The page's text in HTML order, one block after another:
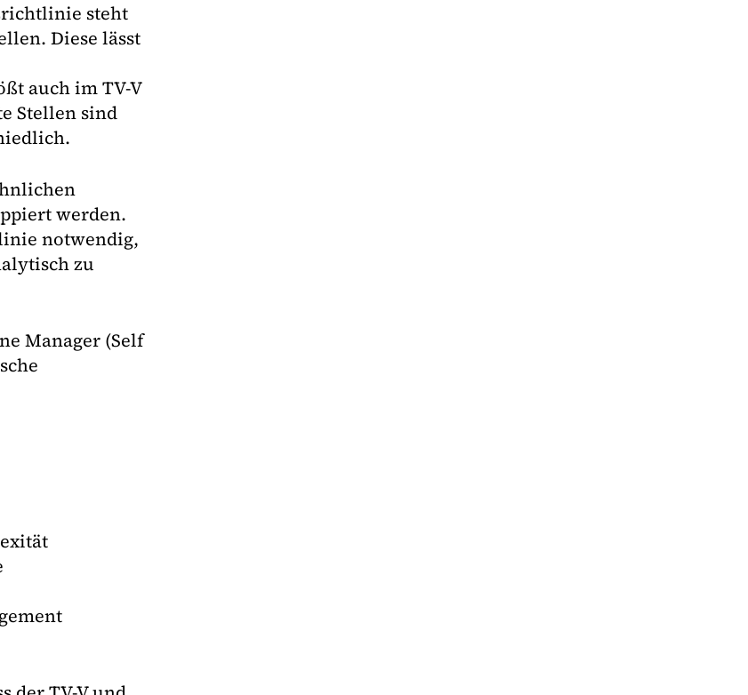
steht
Diese lässt
auch im TV-V
Stellen sind
werden.
notwendig,
zu
Manager (Self